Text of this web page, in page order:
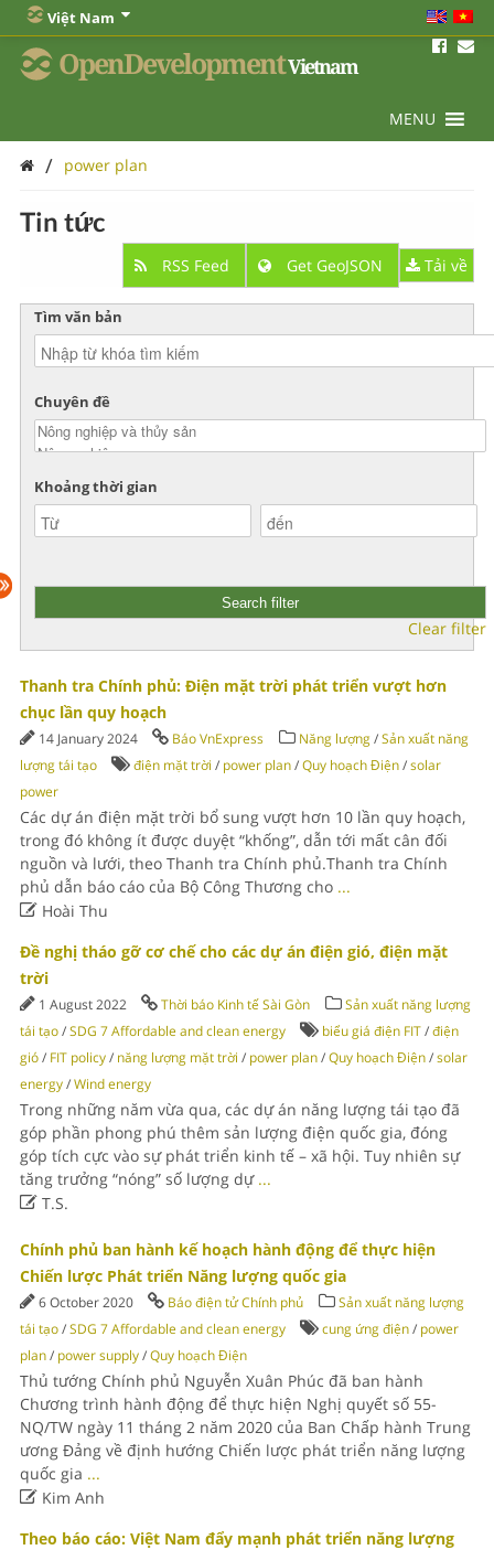
Việt Nam
OpenDevelopmentVietnam
MENU
/ power plan
Tin tức
RSS Feed Get GeoJSON Tải về
Tìm văn bản
Chuyên đề
Khoảng thời gian
Clear filter
Thanh tra Chính phủ: Điện mặt trời phát triển vượt hơn
chục lần quy hoạch
14 January 2024 Báo VnExpress Năng lượng/Sản xuất năng
lượng tái tạo
điện mặt trời / power plan/Quy hoạch Điện/solar
power
Các dự án điện mặt trời bổ sung vượt hơn 10 lần quy hoạch,
trong đó không ít được duyệt “khống”, dẫn tới mất cân đối
nguồn và lưới, theo Thanh tra Chính phủ.Thanh tra Chính
phủ dẫn báo cáo của Bộ Công Thương cho ...
Hoài Thu
Đề nghị tháo gỡ cơ chế cho các dự án điện gió, điện mặt
trời
1 August 2022 Thời báo Kinh tế Sài Gòn
Sản xuất năng lượng
tái tạo/SDG 7 Affordable and clean energy biểu giá điện FIT/điện
gió/ FIT policy/ năng lượng mặt trời / power plan/Quy hoạch Điện/solar
energy/Wind energy
Trong những năm vừa qua, các dự án năng lượng tái tạo đã
góp phần phong phú thêm sản lượng điện quốc gia, đóng
góp tích cực vào sự phát triển kinh tế – xã hội. Tuy nhiên sự
tăng trưởng “nóng” số lượng dự ...
T.S.
Chính phủ ban hành kế hoạch hành động để thực hiện
Chiến lược Phát triển Năng lượng quốc gia
6 October 2020 Báo điện tử Chính phủ
Sản xuất năng lượng
tái tạo/SDG 7 Affordable and clean energy cung ứng điện/ power
plan/ power supply/Quy hoạch Điện
Thủ tướng Chính phủ Nguyễn Xuân Phúc đã ban hành
Chương trình hành động để thực hiện Nghị quyết số 55-
NQ/TW ngày 11 tháng 2 năm 2020 của Ban Chấp hành Trung
ương Đảng về định hướng Chiến lược phát triển năng lượng
quốc gia ...
Kim Anh
Theo báo cáo: Việt Nam đẩy mạnh phát triển năng lượng